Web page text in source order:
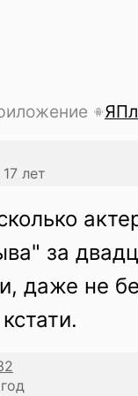
лет
за
даже не